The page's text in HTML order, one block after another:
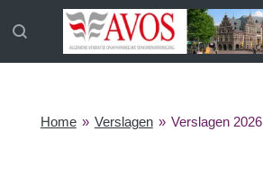
direct
Home » Verslagen » Verslagen 2026